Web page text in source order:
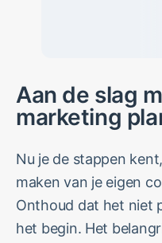
Aan de slag
marketing
Nu je de stappen
maken van je eigen
Onthoud dat het niet
het begin. Het